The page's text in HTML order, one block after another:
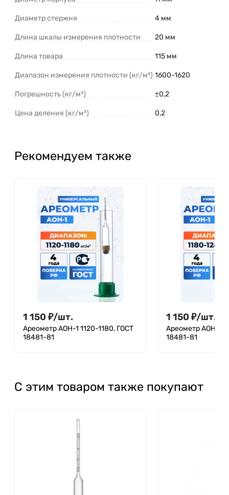
Диаметр стержня 4 мм
Длина шкалы измерения плотности 20 мм
Длина товара 115 мм
Диапазон измерения плотности (кг/м³) 1600-1620
Погрешность (кг/м³) ±0,2
Цена деления (кг/м³) 0,2
Рекомендуем также
1 150 ₽/шт.
Ареометр АОН-1 1120-1180, ГОСТ
18481-81
1 150 ₽/шт.
Ареометр АОН-1
18481-81
С этим товаром также покупают